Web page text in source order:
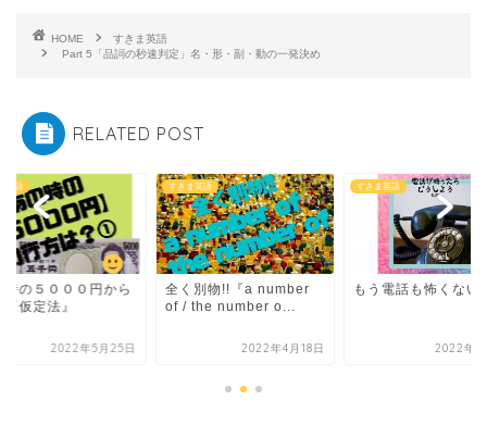
HOME
すきま英語
Part 5「品詞の秒速判定」名・形・副・動の一発決め
RELATED POST
英語
時の５０００円から
仮定法』
2022年5月25日
すきま英語
全く別物!!『a number
of / the number o...
2022年4月18日
すきま英語
もう電話も怖くない
2022年6